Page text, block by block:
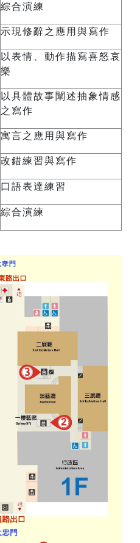
綜合演練
示現修辭之應用與寫作
以表情、動作描寫喜怒哀
樂
以具體故事闡述抽象情感
之寫作
寓言之應用與寫作
改錯練習與寫作
口語表達練習
綜合演練